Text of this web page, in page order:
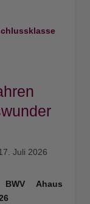
Juli 2026
Ahaus